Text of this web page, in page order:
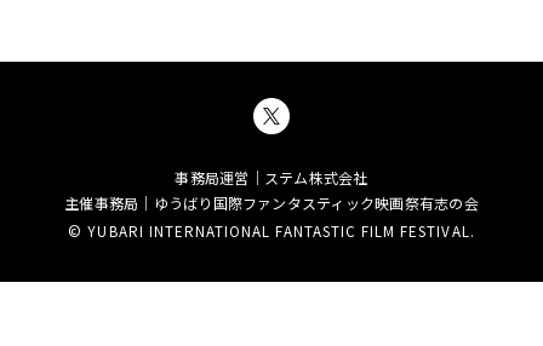
事務局運営｜ステム株式会社
主催事務局｜ゆうばり国際ファンタスティック映画祭有志の会
© YUBARI INTERNATIONAL FANTASTIC FILM FESTIVAL.